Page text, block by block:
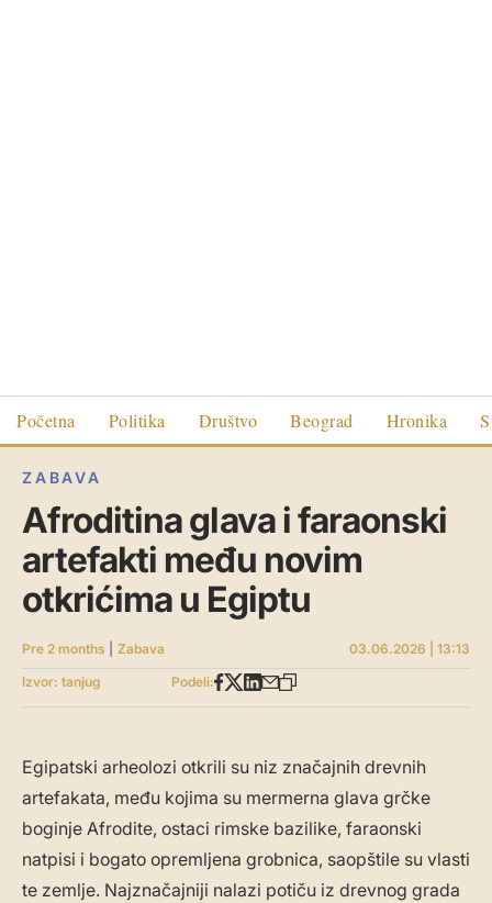
Početna Politika Društvo Beograd Hronika
ZABAVA
Afroditina glava i faraonski
artefakti među novim
otkrićima u Egiptu
Pre 2 months Zabava
03.06.2026 | 13:13
Izvor: tanjug
Podeli:
Egipatski arheolozi otkrili su niz značajnih drevnih
artefakata, među kojima su mermerna glava grčke
boginje Afrodite, ostaci rimske bazilike, faraonski
natpisi i bogato opremljena grobnica, saopštile su vlasti
te zemlje. Najznačajniji nalazi potiču iz drevnog grada